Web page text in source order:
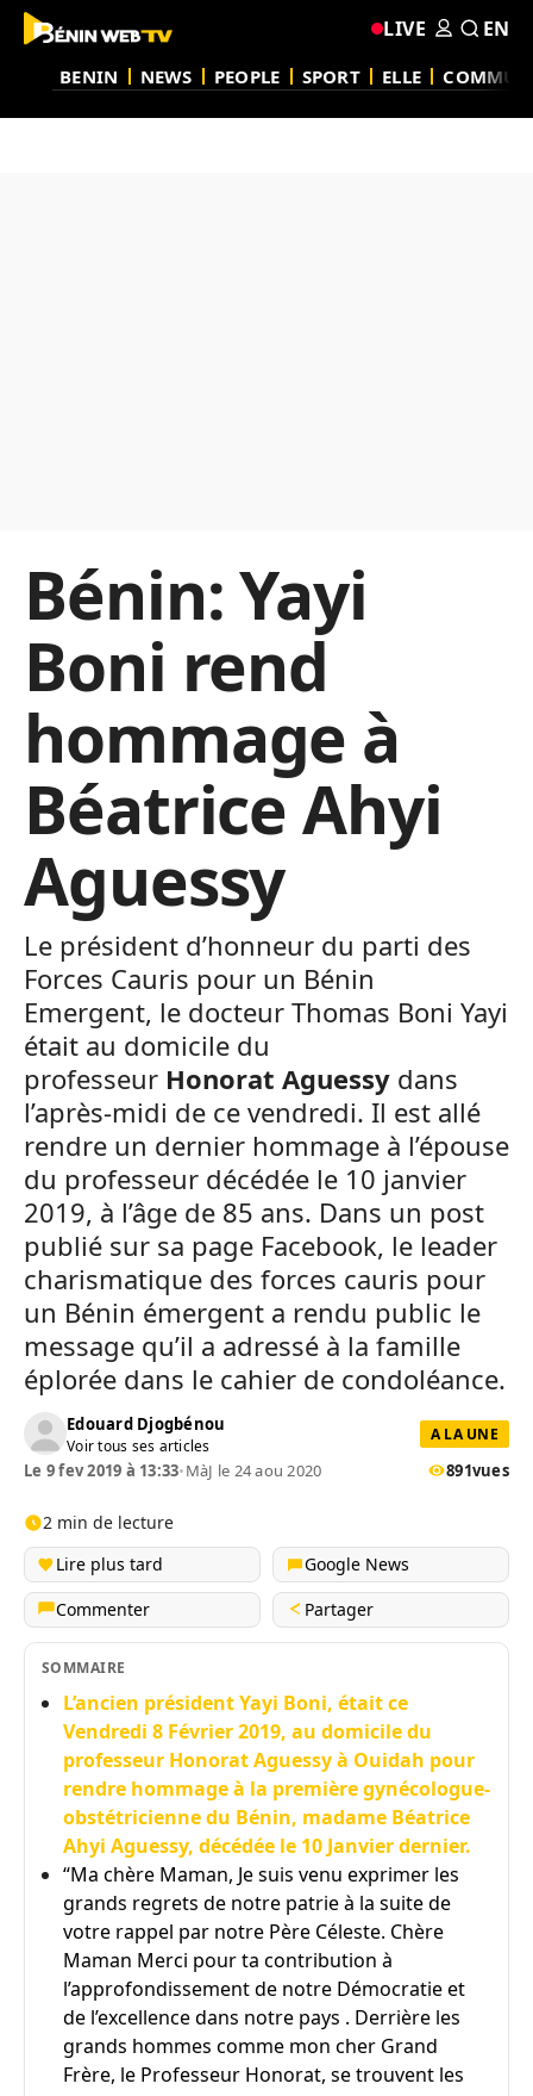
BENIN NEWS PEOPLE SPORT ELLE
LIVE EN
Bénin: Yayi
Boni rend
hommage à
Béatrice Ahyi
Aguessy
Le président d’honneur du parti des
Forces Cauris pour un Bénin
Emergent, le docteur Thomas Boni Yayi
était au domicile du
professeur Honorat Aguessy dans
l’après-midi de ce vendredi. Il est allé
rendre un dernier hommage à l’épouse
du professeur décédée le 10 janvier
2019, à l’âge de 85 ans. Dans un post
publié sur sa page Facebook, le leader
charismatique des forces cauris pour
un Bénin émergent a rendu public le
message qu’il a adressé à la famille
éplorée dans le cahier de condoléance.
Edouard Djogbénou
Voir tous ses articles
A LA UNE
Le 9 fev 2019 à 13:33•MàJ le 24 aou 2020 891vues
2 min de lecture
Lire plus tard
Google News
Commenter
Partager
SOMMAIRE
L’ancien président Yayi Boni, était ce
Vendredi 8 Février 2019, au domicile du
professeur Honorat Aguessy à Ouidah pour
rendre hommage à la première gynécologue-
obstétricienne du Bénin, madame Béatrice
Ahyi Aguessy, décédée le 10 Janvier dernier.
“Ma chère Maman, Je suis venu exprimer les
grands regrets de notre patrie à la suite de
votre rappel par notre Père Céleste. Chère
Maman Merci pour ta contribution à
l’approfondissement de notre Démocratie et
de l’excellence dans notre pays . Derrière les
grands hommes comme mon cher Grand
Frère, le Professeur Honorat, se trouvent les